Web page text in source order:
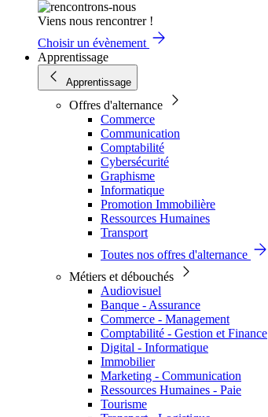
Viens nous rencontrer !
Choisir un évènement
Apprentissage
Apprentissage
Offres d'alternance
Commerce
Communication
Comptabilité
Cybersécurité
Graphisme
Informatique
Promotion Immobilière
Ressources Humaines
Transport
Toutes nos offres d'alternance
Métiers et débouchés
Audiovisuel
Banque - Assurance
Commerce - Management
Comptabilité - Gestion et Finance
Digital - Informatique
Immobilier
Marketing - Communication
Ressources Humaines - Paie
Tourisme